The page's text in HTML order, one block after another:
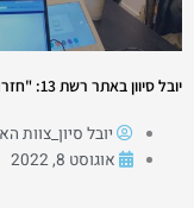
יובל סיוון באתר רשת 13: "חזרה לעבודה? לא ממש"
יובל סיון_צוות
אוגוסט 8, 2022